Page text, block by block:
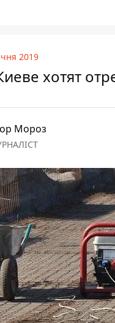
2019
хотят
Мороз